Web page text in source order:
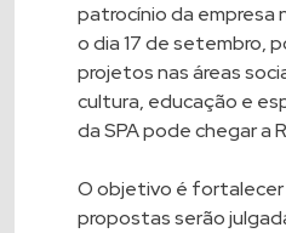
patrocínio da empresa
o dia 17 de setembro,
projetos nas áreas
cultura, educação e
da SPA pode chegar a
O objetivo é fortalecer
propostas serão